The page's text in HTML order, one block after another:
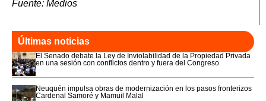
Fuente: Medios
Últimas noticias
El Senado debate la Ley de Inviolabilidad de la Propiedad Privada
en una sesión con conflictos dentro y fuera del Congreso
Neuquén impulsa obras de modernización en los pasos fronterizos
Cardenal Samoré y Mamuil Malal